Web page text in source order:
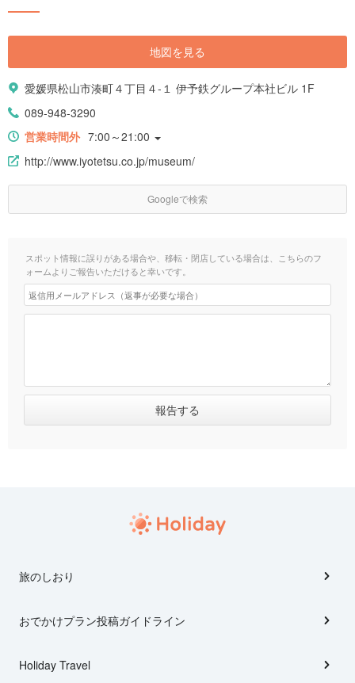
地図を見る
愛媛県松山市湊町４丁目４-１ 伊予鉄グループ本社ビル 1F
089-948-3290
営業時間外 7:00～21:00
http://www.iyotetsu.co.jp/museum/
Googleで検索
スポット情報に誤りがある場合や、移転・閉店している場合は、こちらのフ
ォームよりご報告いただけると幸いです。
旅のしおり
おでかけプラン投稿ガイドライン
Holiday Travel